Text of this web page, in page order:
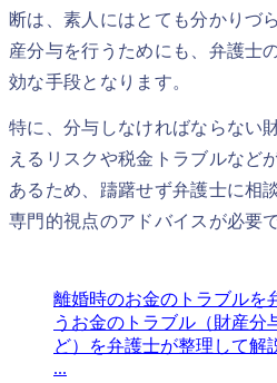
断は、素人にはとても分かりづ
産分与を行うためにも、弁護士
効な手段となります。
特に、分与しなければならない
えるリスクや税金トラブルなど
あるため、躊躇せず弁護士に相
専門的視点のアドバイスが必要
離婚時のお金のトラブルを
うお金のトラブル（財産分
ど）を弁護士が整理して解
...